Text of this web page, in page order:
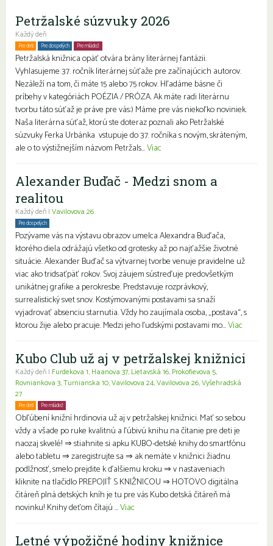
Petržalské súzvuky 2026
Každý deň
Pre deti Pre dospelých Pre mládež
Petržalská knižnica opäť otvára brány literárnej fantázii.
Vyhlasujeme 37. ročník literárnej súťaže pre začínajúcich autorov.
Nezáleží na tom, či máte 15 alebo 75 rokov. Hľadáme básne či
príbehy v kategóriách POÉZIA / PRÓZA. Ak máte radi literárnu
tvorbu táto súťaž je práve pre vás:) Máme pre vás niekoľko noviniek.
Naša literárna súťaž, ktorú ste doteraz poznali ako Petržalské
súzvuky Ferka Urbánka vstupuje do 37. ročníka s novým, skráteným,
ale o to výstižnejším názvom Petržals...Viac
Alexander Buďač - Medzi snom a
realitou
Každý deň | Vavilovova 26
Pre dospelých
Pozývame vás na výstavu obrazov umelca Alexandra Buďača,
ktorého diela odrážajú všetko od grotesky až po najťažšie životné
situácie. Alexander Buďač sa výtvarnej tvorbe venuje pravidelne už
viac ako tridsaťpäť rokov. Svoj záujem sústreďuje predovšetkým
unikátnej grafike a perokresbe. Predstavuje rozprávkový,
surrealistický svet snov. Kostýmovanými postavami sa snaží
vyjadrovať absenciu starnutia. Vždy ho zaujímala osoba, „postava“, s
ktorou žije alebo pracuje. Medzi jeho ľudskými postavami mo...Viac
Kubo Club už aj v petržalskej knižnici
Každý deň | Furdekova 1, Haanova 37, Lietavská 16, Prokofievova 5,
Rovniankova 3,Turnianska 10,Vavilovova 24,Vavilovova 26,Vyšehradská
27
Pre deti Pre mládež
Obľúbení knižní hrdinovia už aj v petržalskej knižnici. Mať so sebou
vždy a všade po ruke kvalitnú a ľúbivú knihu na čítanie pre deti je
naozaj skvelé! ⇒ stiahnite si apku KUBO-detské knihy do smartfónu
alebo tabletu ⇒ zaregistrujte sa ⇒ ak nemáte v knižnici žiadnu
podlžnosť, smelo prejdite k ďalšiemu kroku ⇒ v nastaveniach
kliknite na tlačidlo PREPOJIŤ S KNIŽNICOU ⇒ HOTOVO digitálna
čitáreň plná detských kníh je tu pre vás Kubo detská čitáreň má
novinku! Knihy deťom čítajú ...Viac
Letné výpožičné hodiny knižnice